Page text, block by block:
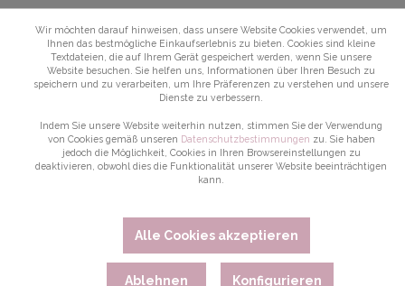
Wir möchten darauf hinweisen, dass unsere Website Cookies verwendet, um
Ihnen das bestmögliche Einkaufserlebnis zu bieten. Cookies sind kleine
Textdateien, die auf Ihrem Gerät gespeichert werden, wenn Sie unsere
Website besuchen. Sie helfen uns, Informationen über Ihren Besuch zu
speichern und zu verarbeiten, um Ihre Präferenzen zu verstehen und unsere
Dienste zu verbessern.
Indem Sie unsere Website weiterhin nutzen, stimmen Sie der Verwendung
von Cookies gemäß unseren Datenschutzbestimmungen zu. Sie haben
jedoch die Möglichkeit, Cookies in Ihren Browsereinstellungen zu
deaktivieren, obwohl dies die Funktionalität unserer Website beeinträchtigen
kann.
Alle Cookies akzeptieren
Ablehnen Konfigurieren